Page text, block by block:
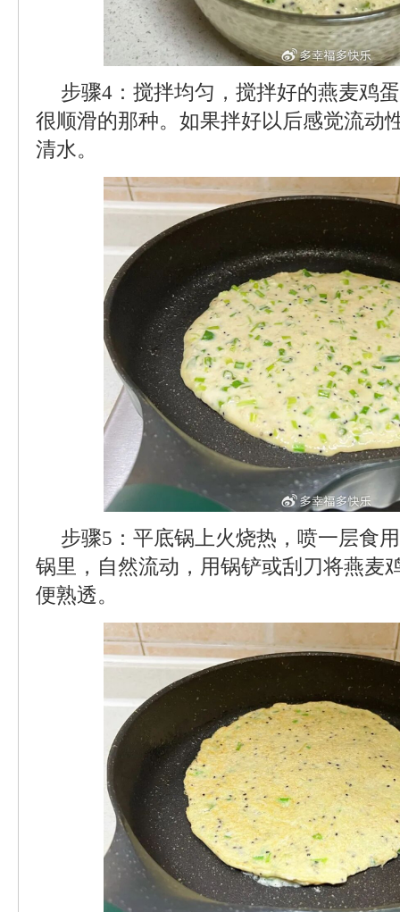
步骤4：搅拌均匀，搅拌好的燕麦鸡
很顺滑的那种。如果拌好以后感觉流动
清水。
步骤5：平底锅上火烧热，喷一层食
锅里，自然流动，用锅铲或刮刀将燕麦
便熟透。